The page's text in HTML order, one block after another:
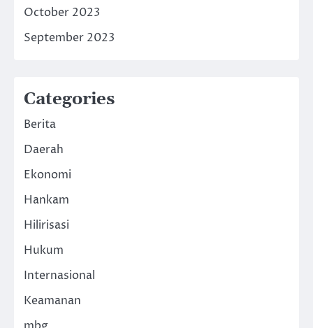
October 2023
September 2023
Categories
Berita
Daerah
Ekonomi
Hankam
Hilirisasi
Hukum
Internasional
Keamanan